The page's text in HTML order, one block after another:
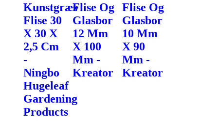
Kunstgræs
Flise 30
X 30 X
2,5 Cm
-
Ningbo
Hugeleaf
Gardening
Products
Flise Og
Glasbor
12 Mm
X 100
Mm -
Kreator
Flise Og
Glasbor
10 Mm
X 90
Mm -
Kreator